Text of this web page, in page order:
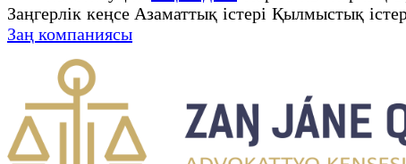
Заңгерлік кеңсе Азаматтық істері Қылмыстық
Заң компаниясы